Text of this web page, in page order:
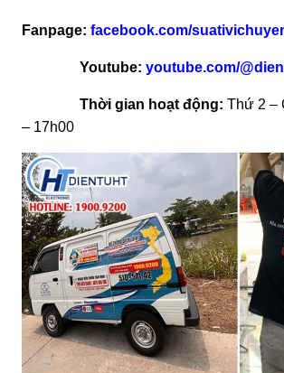
Fanpage: facebook.com/
Youtube: youtube.com/
Thời gian hoạt động: Thứ 2 –
– 17h00